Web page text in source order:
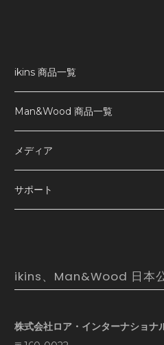
ikins 商品一覧
Man&Wood 商品一覧
メディア
サポート
ikins、Man&Wood 日本
株式会社ロア・インターナショナ